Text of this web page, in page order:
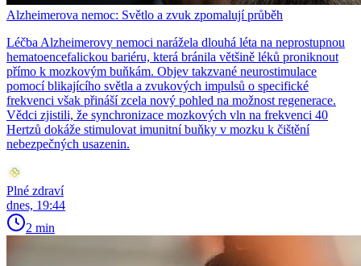
Alzheimerova nemoc: Světlo a zvuk zpomalují průběh
Léčba Alzheimerovy nemoci narážela dlouhá léta na neprostupnou
hematoencefalickou bariéru, která bránila většině léků proniknout
přímo k mozkovým buňkám. Objev takzvané neurostimulace
pomocí blikajícího světla a zvukových impulsů o specifické
frekvenci však přináší zcela nový pohled na možnost regenerace.
Vědci zjistili, že synchronizace mozkových vln na frekvenci 40
Hertzů dokáže stimulovat imunitní buňky v mozku k čištění
nebezpečných usazenin.
Plné zdraví
dnes, 19:44
2 min